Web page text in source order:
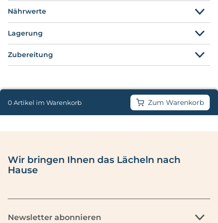
Nährwerte
Lagerung
Zubereitung
0 Artikel im Warenkorb Zum Warenkorb
Wir bringen Ihnen das Lächeln nach
Hause
Newsletter abonnieren